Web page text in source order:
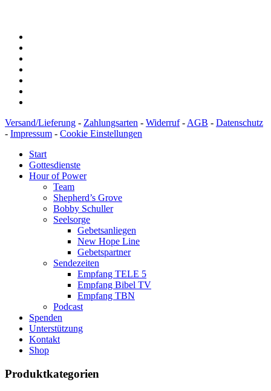
Versand/Lieferung - Zahlungsarten - Widerruf- AGB - Datenschutz
- Impressum - Cookie Einstellungen
Start
Gottesdienste
Hour of Power
Team
Shepherd’s Grove
Bobby Schuller
Seelsorge
Gebetsanliegen
New Hope Line
Gebetspartner
Sendezeiten
Empfang TELE 5
Empfang Bibel TV
Empfang TBN
Podcast
Spenden
Unterstützung
Kontakt
Shop
Produktkategorien